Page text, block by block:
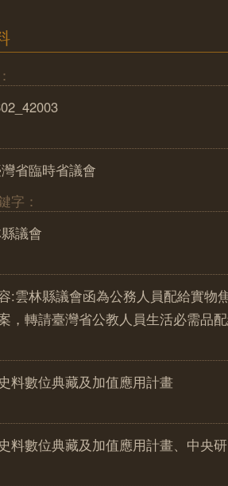
省臨時省議會
字：
議會
:雲林縣議會函為公務人員配給實物
，轉請臺灣省公教人員生活必需品
料數位典藏及加值應用計畫
料數位典藏及加值應用計畫、中央